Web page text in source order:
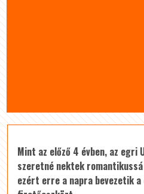
Mint az előző 4 évben, az egri
szeretné nektek
ezért erre a napra bevezetik